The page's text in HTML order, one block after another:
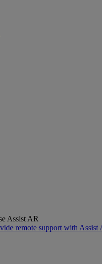
Assist AR
remote support with Assist